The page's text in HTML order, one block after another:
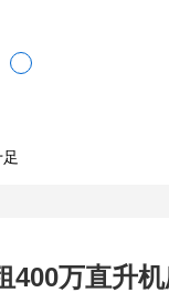
400万直升